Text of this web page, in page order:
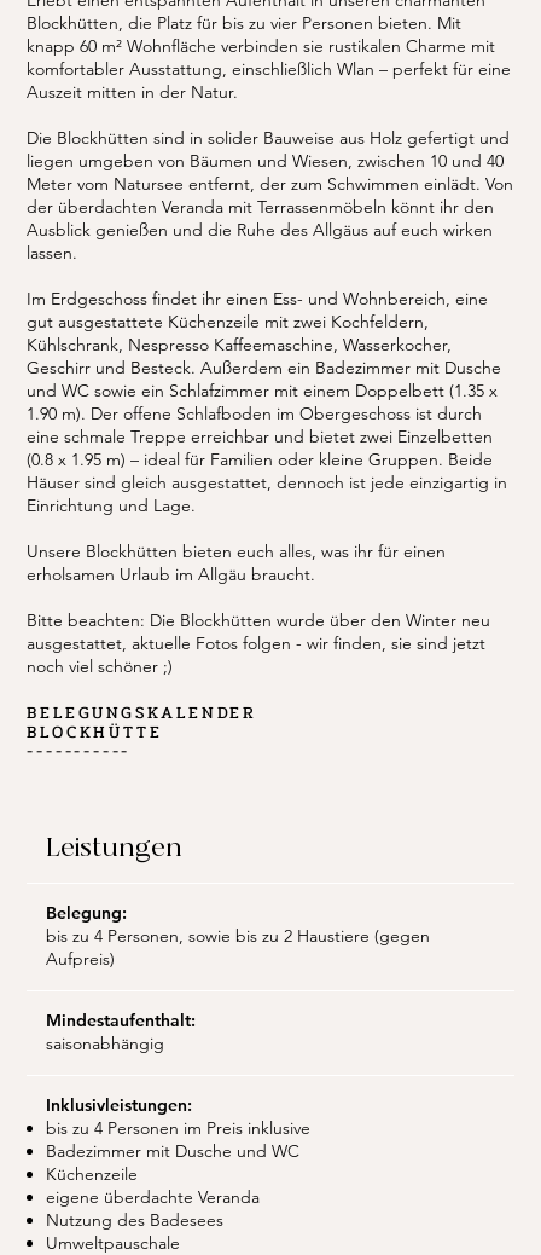
Blockhütten, die Platz für bis zu vier Personen bieten. Mit
knapp 60 m² Wohnfläche verbinden sie rustikalen Charme mit
komfortabler Ausstattung, einschließlich Wlan – perfekt für eine
Auszeit mitten in der Natur.
Die Blockhütten sind in solider Bauweise aus Holz gefertigt und
liegen umgeben von Bäumen und Wiesen, zwischen 10 und 40
Meter vom Natursee entfernt, der zum Schwimmen einlädt. Von
der überdachten Veranda mit Terrassenmöbeln könnt ihr den
Ausblick genießen und die Ruhe des Allgäus auf euch wirken
lassen.
Im Erdgeschoss findet ihr einen Ess- und Wohnbereich, eine
gut ausgestattete Küchenzeile mit zwei Kochfeldern,
Kühlschrank, Nespresso Kaffeemaschine, Wasserkocher,
Geschirr und Besteck. Außerdem ein Badezimmer mit Dusche
und WC sowie ein Schlafzimmer mit einem Doppelbett (1.35 x
1.90 m). Der offene Schlafboden im Obergeschoss ist durch
eine schmale Treppe erreichbar und bietet zwei Einzelbetten
(0.8 x 1.95 m) – ideal für Familien oder kleine Gruppen. Beide
Häuser sind gleich ausgestattet, dennoch ist jede einzigartig in
Einrichtung und Lage.
Unsere Blockhütten bieten euch alles, was ihr für einen
erholsamen Urlaub im Allgäu braucht.
Bitte beachten: Die Blockhütten wurde über den Winter neu
ausgestattet, aktuelle Fotos folgen - wir finden, sie sind jetzt
noch viel schöner ;)
BELEGUNGSKALENDER
BLOCKHÜTTE
-----------
Leistungen
Belegung:
bis zu 4 Personen, sowie bis zu 2 Haustiere (gegen
Aufpreis)
Mindestaufenthalt:
saisonabhängig
Inklusivleistungen:
bis zu 4 Personen im Preis inklusive
Badezimmer mit Dusche und WC
Küchenzeile
eigene überdachte Veranda
Nutzung des Badesees
Umweltpauschale